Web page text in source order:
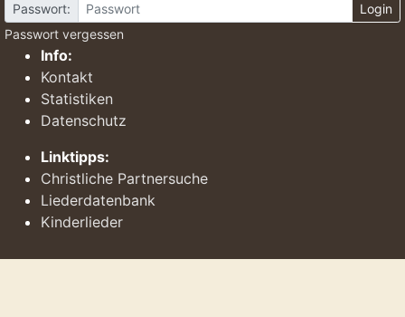
Passwort:
Login
Passwort vergessen
Info:
Kontakt
Statistiken
Datenschutz
Linktipps:
Christliche Partnersuche
Liederdatenbank
Kinderlieder